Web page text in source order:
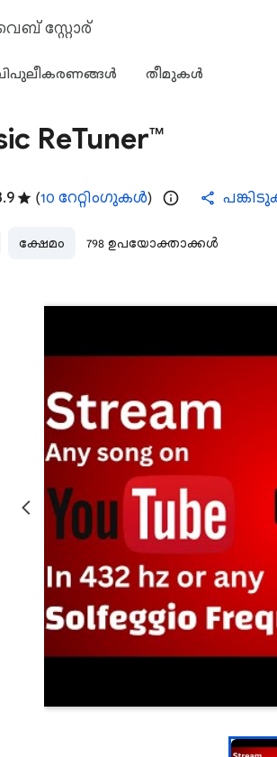
വെബ് സ്റ്റോര്‍
തീമുകള്‍‌
ReTuner™
(10 റേറ്റിംഗുകൾ)
ക്ഷേമം 798 ഉപയോക്താക്കൾ